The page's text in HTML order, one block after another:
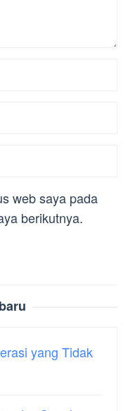
web saya pada
berikutnya.
yang Tidak